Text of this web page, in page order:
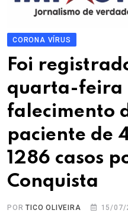
CORONA VÍRUS
Foi
quarta-feira
falecimento
paciente de
1286 casos
Conquista
PORTICO OLIVEIRA 15/07/